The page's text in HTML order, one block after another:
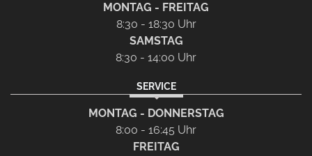
MONTAG - FREITAG
8:30 - 18:30 Uhr
SAMSTAG
8:30 - 14:00 Uhr
SERVICE
MONTAG - DONNERSTAG
8:00 - 16:45 Uhr
FREITAG